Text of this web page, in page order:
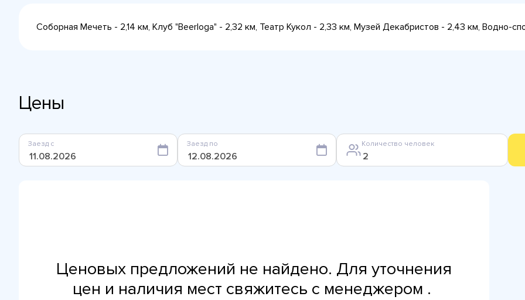
Соборная Мечеть - 2,14 км, Клуб "Beerloga" - 2,32 км, Театр Кукол - 2,33 км, Музей Декабристов - 2,43 км, Водно-
Цены
Заезд с Заезд по Количество человек
Ценовых предложений не найдено. Для уточнения
цен и наличия мест свяжитесь с менеджером .